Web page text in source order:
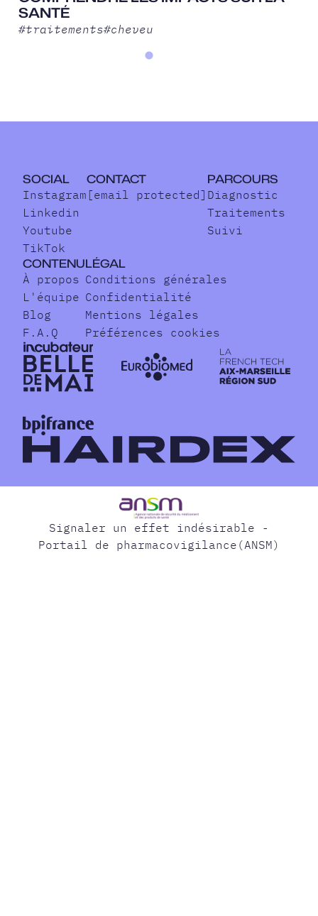
SANTÉ
#traitements#cheveu
SOCIAL
Instagram
Linkedin
Youtube
TikTok
CONTACT
[email protected]
PARCOURS
Diagnostic
Traitements
Suivi
CONTENU
À propos
L'équipe
Blog
F.A.Q
LÉGAL
Conditions générales
Confidentialité
Mentions légales
Préférences cookies
Signaler un effet indésirable -
Portail de pharmacovigilance(ANSM)